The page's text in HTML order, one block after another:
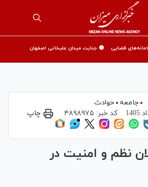
قضایی 🟡 جنایت میدان علیخانی اصفهان
جامعه
حوادث
کد خبر: ۴۸۹۸۹۷۵ چاپ
نظم و امنیت در